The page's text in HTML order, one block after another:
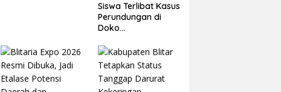
Siswa Terlibat Kasus
Perundungan di
Doko
dari Sekolah,
Diduga Peristiwa
Pernah Terjadi
Sebelumnya